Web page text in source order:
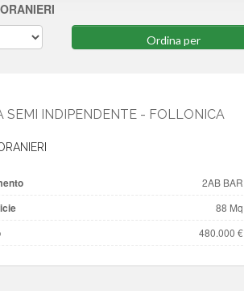
SEMI INDIPENDENTE - FOLLONICA
2AB BAR
88 Mq
480.000 €